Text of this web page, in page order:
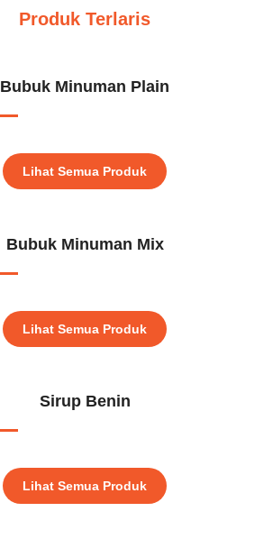
Produk Terlaris
Bubuk Minuman Plain
Lihat Semua Produk
Bubuk Minuman Mix
Lihat Semua Produk
Sirup Benin
Lihat Semua Produk